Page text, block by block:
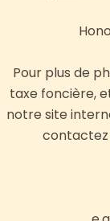
Pour plus de
taxe foncière,
notre site
contactez